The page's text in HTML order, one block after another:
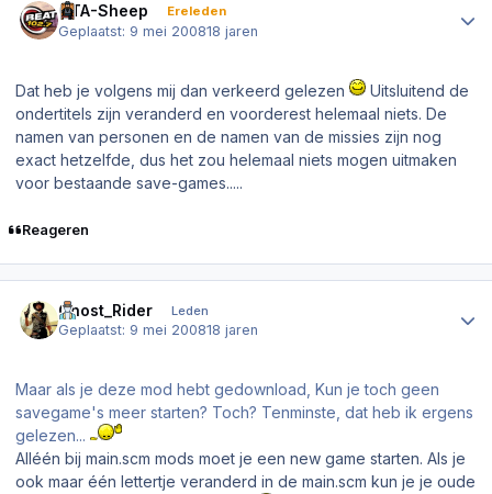
GTA-Sheep Ereleden
Geplaatst: 9 mei 200818 jaren
Dat heb je volgens mij dan verkeerd gelezen
Uitsluitend de
ondertitels zijn veranderd en voorderest helemaal niets. De
namen van personen en de namen van de missies zijn nog
exact hetzelfde, dus het zou helemaal niets mogen uitmaken
voor bestaande save-games.....
Reageren
Ghost_Rider Leden
Geplaatst: 9 mei 200818 jaren
Maar als je deze mod hebt gedownload, Kun je toch geen
savegame's meer starten? Toch? Tenminste, dat heb ik ergens
gelezen...
Alléén bij main.scm mods moet je een new game starten. Als je
ook maar één lettertje veranderd in de main.scm kun je je oude